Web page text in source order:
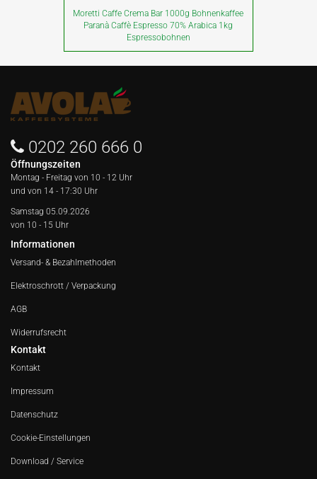
Moretti Caffe Crema Bar 1000g Bohnenkaffee
Paranà Caffè Espresso 70% Arabica 1kg
Espressobohnen
0202 260 666 0
Öffnungszeiten
Montag - Freitag von 10 - 12 Uhr
und von 14 - 17:30 Uhr
Samstag 05.09.2026
von 10 - 15 Uhr
Informationen
Versand- & Bezahlmethoden
Elektroschrott / Verpackung
AGB
Widerrufsrecht
Kontakt
Kontakt
Impressum
Datenschutz
Cookie-Einstellungen
Download / Service